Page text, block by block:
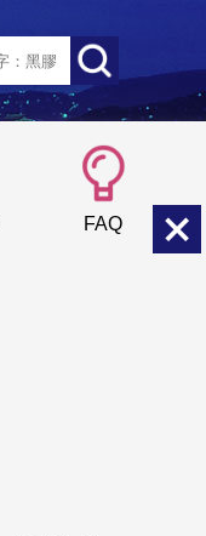
FAQ
小 中